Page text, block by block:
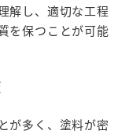
解し、適切な工程
を保つことが可能
が多く、塗料が密